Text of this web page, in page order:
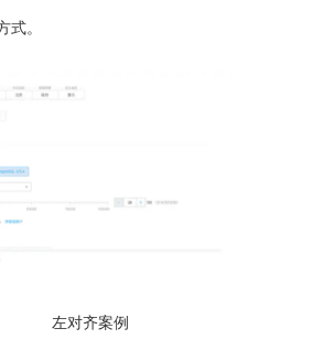
式。
左对齐案例